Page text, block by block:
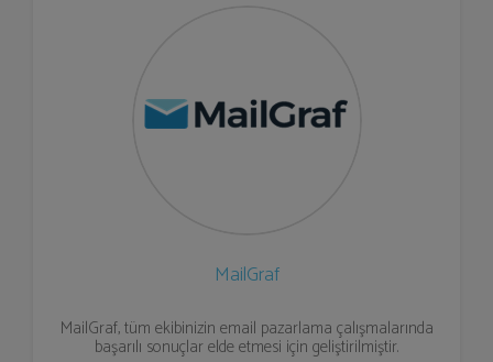
MailGraf
MailGraf, tüm ekibinizin email pazarlama çalışmalarında
başarılı sonuçlar elde etmesi için geliştirilmiştir.